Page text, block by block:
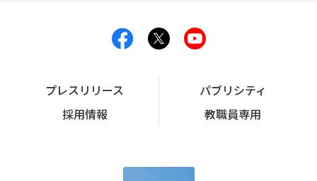
プレスリリース
パブリシティ
採用情報
教職員専用